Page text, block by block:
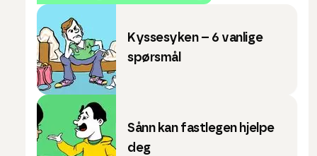
Kyssesyken – 6 vanlige
spørsmål
Sånn kan fastlegen hjelpe
deg